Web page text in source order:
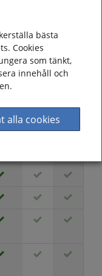
bästa
Cookies
som tänkt,
innehåll och
alla cookies